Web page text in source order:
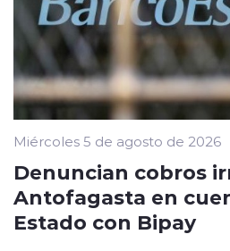
Miércoles 5 de agosto de 2026
Denuncian cobros
Antofagasta en
Estado con Bipay